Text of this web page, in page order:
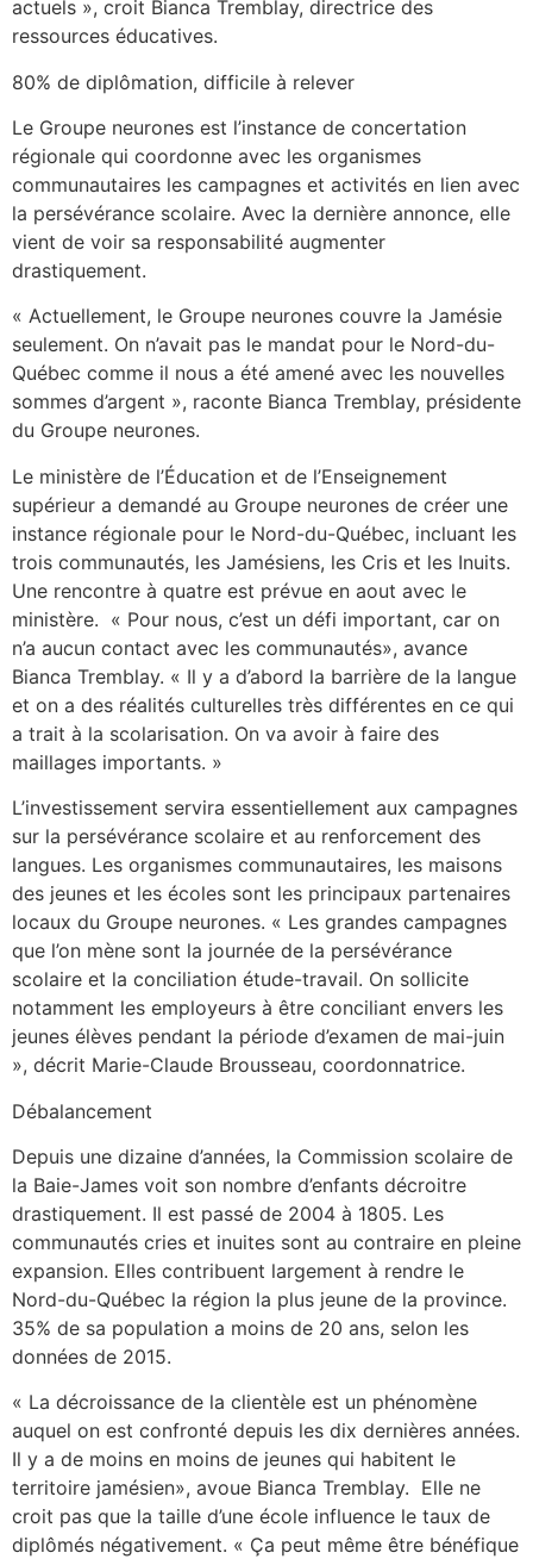
actuels », croit Bianca Tremblay, directrice des
ressources éducatives.
80% de diplômation, difficile à relever
Le Groupe neurones est l’instance de concertation
régionale qui coordonne avec les organismes
communautaires les campagnes et activités en lien avec
la persévérance scolaire. Avec la dernière annonce, elle
vient de voir sa responsabilité augmenter
drastiquement.
« Actuellement, le Groupe neurones couvre la Jamésie
seulement. On n’avait pas le mandat pour le Nord-du-
Québec comme il nous a été amené avec les nouvelles
sommes d’argent », raconte Bianca Tremblay, présidente
du Groupe neurones.
Le ministère de l’Éducation et de l’Enseignement
supérieur a demandé au Groupe neurones de créer une
instance régionale pour le Nord-du-Québec, incluant les
trois communautés, les Jamésiens, les Cris et les Inuits.
Une rencontre à quatre est prévue en aout avec le
ministère. « Pour nous, c’est un défi important, car on
n’a aucun contact avec les communautés», avance
Bianca Tremblay. « Il y a d’abord la barrière de la langue
et on a des réalités culturelles très différentes en ce qui
a trait à la scolarisation. On va avoir à faire des
maillages importants. »
L’investissement servira essentiellement aux campagnes
sur la persévérance scolaire et au renforcement des
langues. Les organismes communautaires, les maisons
des jeunes et les écoles sont les principaux partenaires
locaux du Groupe neurones. « Les grandes campagnes
que l’on mène sont la journée de la persévérance
scolaire et la conciliation étude-travail. On sollicite
notamment les employeurs à être conciliant envers les
jeunes élèves pendant la période d’examen de mai-juin
», décrit Marie-Claude Brousseau, coordonnatrice.
Débalancement
Depuis une dizaine d’années, la Commission scolaire de
la Baie-James voit son nombre d’enfants décroitre
drastiquement. Il est passé de 2004 à 1805. Les
communautés cries et inuites sont au contraire en pleine
expansion. Elles contribuent largement à rendre le
Nord-du-Québec la région la plus jeune de la province.
35% de sa population a moins de 20 ans, selon les
données de 2015.
« La décroissance de la clientèle est un phénomène
auquel on est confronté depuis les dix dernières années.
Il y a de moins en moins de jeunes qui habitent le
territoire jamésien», avoue Bianca Tremblay. Elle ne
croit pas que la taille d’une école influence le taux de
diplômés négativement. « Ça peut même être bénéfique